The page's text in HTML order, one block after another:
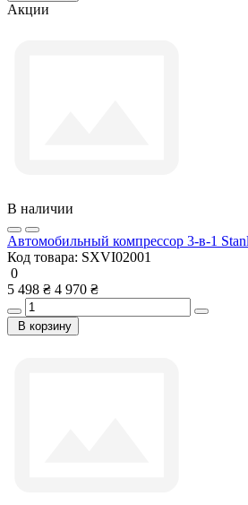
Акции
В наличии
Автомобильный компрессор 3-в-1
Код товара: SXVI02001
0
5 498 ₴ 4 970 ₴
В корзину